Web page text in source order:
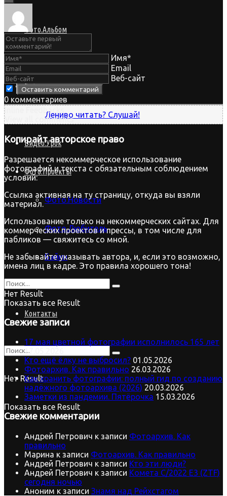
Фото.Альбом
Байки
Лениво читать? Слушай!
Видео.Урок
Фото.Проекты
Фото.Новости
Фото.Любитель
Байки
Старый сайт
Контакты
Нет Result
Показать все Result
Имя*
Email
Веб-сайт
0 комментариев
Inline Feedbacks
View all comments
Копирайтавторское право
Разрешается некоммерческое использование
фотографий и текста с обязательным соблюдением
условий:
Ссылка активная на ту страницу, откуда вы взяли
материал.
Использование только на некоммерческих сайтах. Для
коммерческих проектов и прессы, в том числе для
пабликов — свяжитесь со мной.
Не забывайте указывать автора, и, если это возможно,
имена лиц в кадре. Это правила хорошего тона!
Нет Result
Показать все Result
Свежие записи
17 мая цветной фотографии исполнилось 165 лет
17.05.2026
Кто ещё ёлку не выбросил? 01.05.2026
Фотоархив. Как правильно 26.03.2026
Как хранить фотографии: полный гид по созданию
надёжного фотоархива (2026) 20.03.2026
Заметки из пандемии. Пятёрочка 15.03.2026
Свежие комментарии
Андрей Петрович к записи Фотоархив. Как
правильно
Марина к записи Фотоархив. Как правильно
Андрей Петрович к записи Кто эти люди?
Андрей Петрович к записи Комета C/2022 E3 (ZTF)
сегодня ночью
Аноним к записи Знамя над Рейхстагом